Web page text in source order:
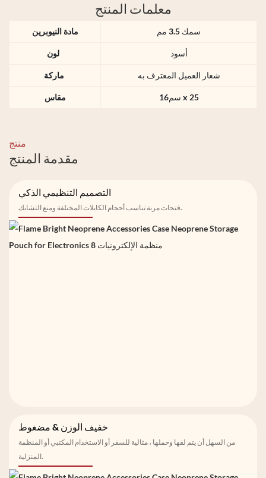
معلمات المنتج
مادة النيوبرين سمك 3.5 مم
أسود
شعار العميل المعترف به
مقاس سم16 x 25
منتج
مقدمة المنتج
التصميم التنظيمي الذكي
فتحات مرنة تناسب أحجام الكابلات المختلفة ومنع التشابك.
خفيف الوزن & مضغوط
من السهل أن يتم لفها وحملها ، مثالية للسفر أو الاستخدام المكتبي أو المنظمة
المنزلية.